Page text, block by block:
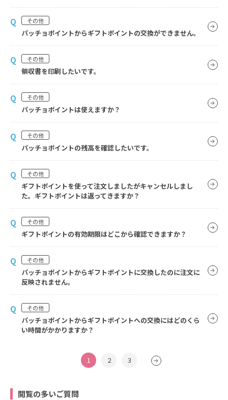
Q その他
パッチョポイントからギフトポイントの交換ができません。
Q その他
領収書を印刷したいです。
Q その他
パッチョポイントは使えますか？
Q その他
パッチョポイントの残高を確認したいです。
Q その他
ギフトポイントを使って注文しましたがキャンセルしまし
た。ギフトポイントは返ってきますか？
Q その他
ギフトポイントの有効期限はどこから確認できますか？
Q その他
パッチョポイントからギフトポイントに交換したのに注文に
反映されません。
Q その他
パッチョポイントからギフトポイントへの交換にはどのくら
い時間がかかりますか？
1 2 3
閲覧の多いご質問